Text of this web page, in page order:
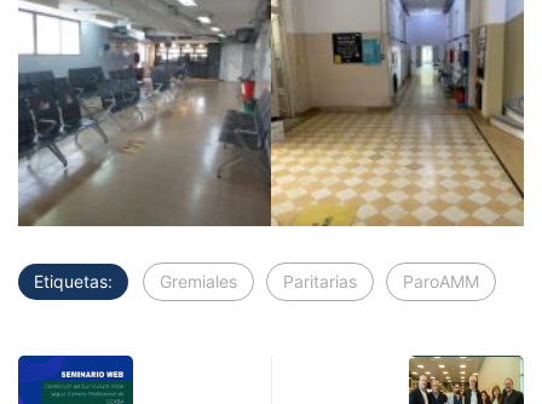
Etiquetas: Gremiales Paritarias ParoAMM